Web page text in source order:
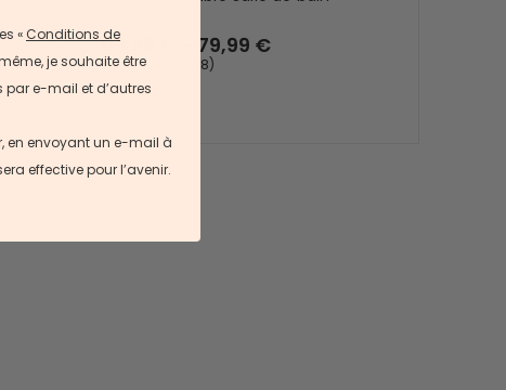
69,99 € – 79,99 €
38)
« Conditions de
je souhaite être
e-mail et d’autres
en envoyant un e-mail à
effective pour l’avenir.